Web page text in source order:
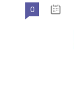
0